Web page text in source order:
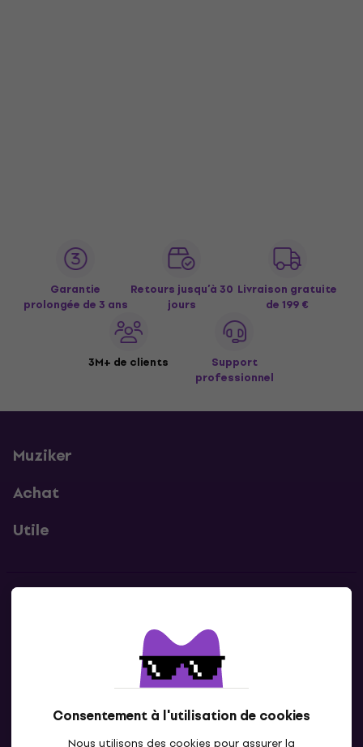
Consentement à l'utilisation de cookies
Nous utilisons des cookies pour assurer la
Garantie
prolongée de 3 ans
Retours jusqu’à 30
jours
Livraison gratuite
de 199 €
3M+ de clients
Support
professionnel
Muziker
Achat
Utile
Contacte nous